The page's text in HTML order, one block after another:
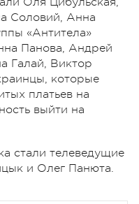
Соловий, Анна
«Антитела»
Панова, Андрей
Галай, Виктор
которые
платьев на
выйти на
стали телеведущие
и Олег Панюта.